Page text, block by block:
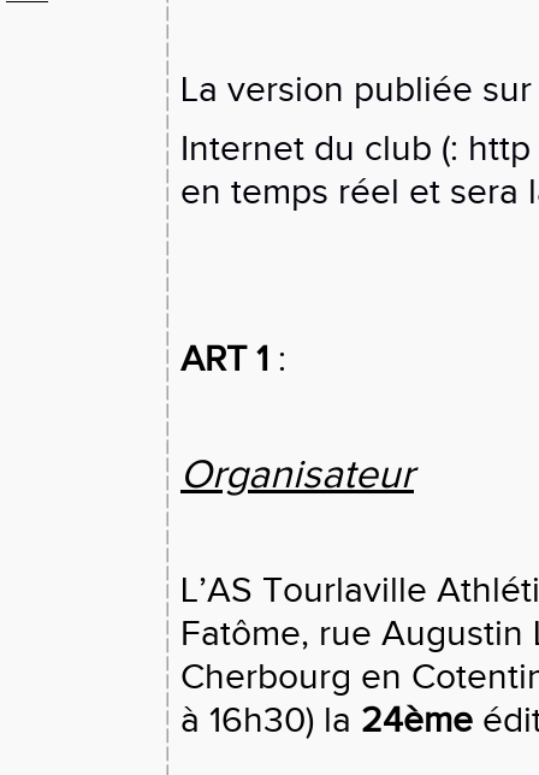
La version publiée
Internet du club (:
en temps réel et sera
ART 1 :
Organisateur
L’AS Tourlaville
Fatôme, rue Augustin
Cherbourg en
à 16h30) la 24ème